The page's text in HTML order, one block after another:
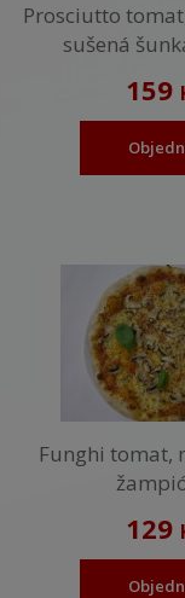
Prosciutto
sušená
159
Funghi tomat,
129